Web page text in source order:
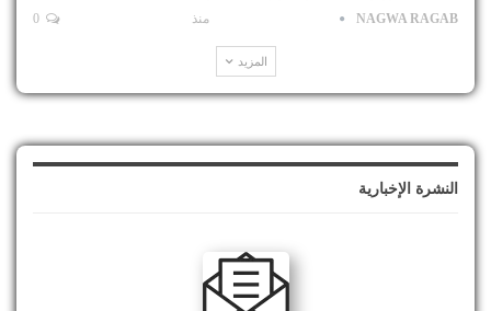
NAGWA RAGAB منذ
المزيد
النشرة الإخبارية